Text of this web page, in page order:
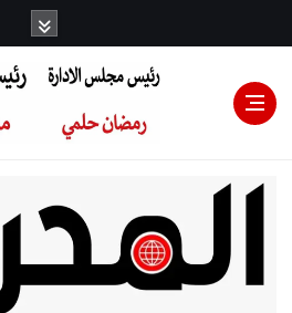
رئيس
الإدارة: